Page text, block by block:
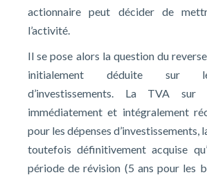
actionnaire peut décider de
l’activité.
Il se pose alors la question du
initialement déduite sur
d’investissements. La TVA
immédiatement et intégralement
pour les dépenses d’investissements,
toutefois définitivement acquise
période de révision (5 ans pour les